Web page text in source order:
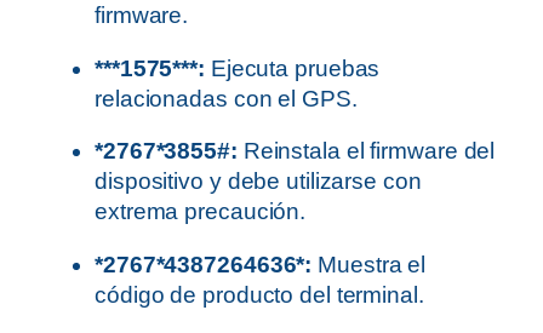
firmware.
***1575***: Ejecuta pruebas
relacionadas con el GPS.
*2767*3855#: Reinstala el firmware del
dispositivo y debe utilizarse con
extrema precaución.
*2767*4387264636*: Muestra el
código de producto del terminal.